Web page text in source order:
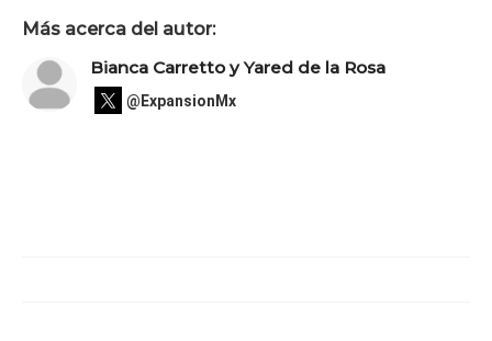
Más acerca del autor:
Bianca Carretto y Yared de la Rosa
@ExpansionMx